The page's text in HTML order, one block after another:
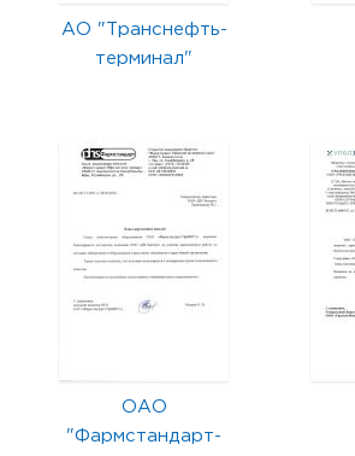
АО "Транснефть-
терминал"
ОАО
"Фармстандарт-